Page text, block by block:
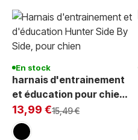
En stock
harnais d'entrainement
et éducation pour chien
qui tire Hunter Side by
Side nylon noir
Exclu Web:
13,99 €Prix normal
15,49 €
noir